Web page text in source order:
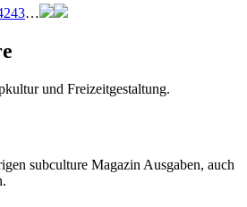
43…
und Freizeitgestaltung.
subculture Magazin Ausgaben, auch